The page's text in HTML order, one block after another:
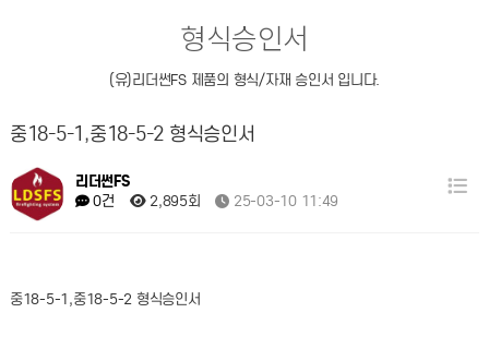
형식승인서
(유)리더썬FS 제품의 형식/자재 승인서 입니다.
중18-5-1,중18-5-2 형식승인서
리더썬FS
0건
2,895회 25-03-10 11:49
중18-5-1,중18-5-2 형식승인서